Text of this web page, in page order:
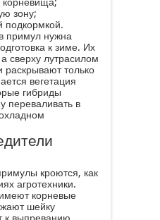
зону;
подкормкой.
примул нужна
к зиме. Их
сверху лутрасилом
только
вегетация
гибриды
переваливать в
кроются, как
агротехники.
корневые
шейку